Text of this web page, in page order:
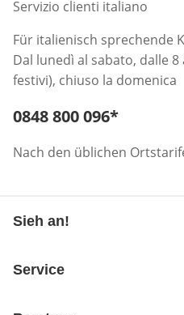
Servizio clienti italiano
Für italienisch sprechende
Dal lunedì al sabato, dalle
festivi), chiuso la domenica
Telefonnummer:
0848 800 096*
Nach den üblichen
Sieh an!
Service